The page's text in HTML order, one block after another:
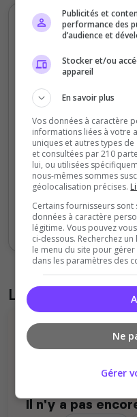
Votes et clics
0
20
40
60
80
Votes
Liste des avis du
Il n'y a pas
Publicités et
performance des
d’audience et
Stocker et/ou
appareil
En savoir plus
Vos données à caractère
informations liées à votre
uniques et autres types
et consultées par 210
lui, ou utilisées
nous-mêmes sommes
géolocalisation précises.
Certains fournisseurs
données à caractère
légitime. Vous pouvez
ci-dessous. Recherchez
le menu du site pour
dans les paramètres des
Ne
Gérer